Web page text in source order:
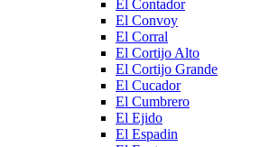
El Contador
El Convoy
El Corral
El Cortijo Alto
El Cortijo Grande
El Cucador
El Cumbrero
El Ejido
El Espadin